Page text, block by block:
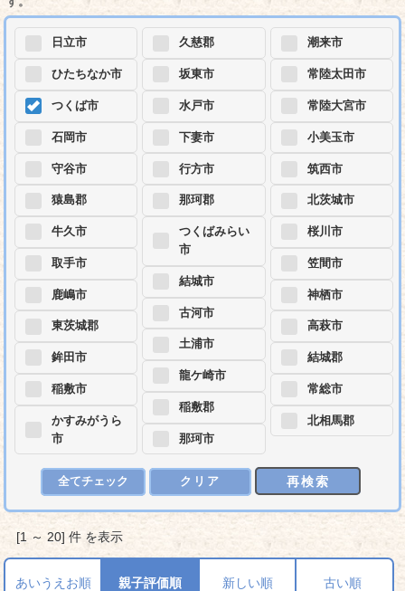
日立市
ひたちなか市
つくば市
石岡市
守谷市
猿島郡
牛久市
取手市
鹿嶋市
東茨城郡
鉾田市
稲敷市
かすみがうら
市
久慈郡
坂東市
水戸市
下妻市
行方市
那珂郡
つくばみらい
市
結城市
古河市
土浦市
龍ケ崎市
稲敷郡
那珂市
潮来市
常陸太田市
常陸大宮市
小美玉市
筑西市
北茨城市
桜川市
笠間市
神栖市
高萩市
結城郡
常総市
北相馬郡
全てチェック クリア 再検索
[1 ～ 20] 件 を表示
あいうえお順 親子評価順 新しい順 古い順